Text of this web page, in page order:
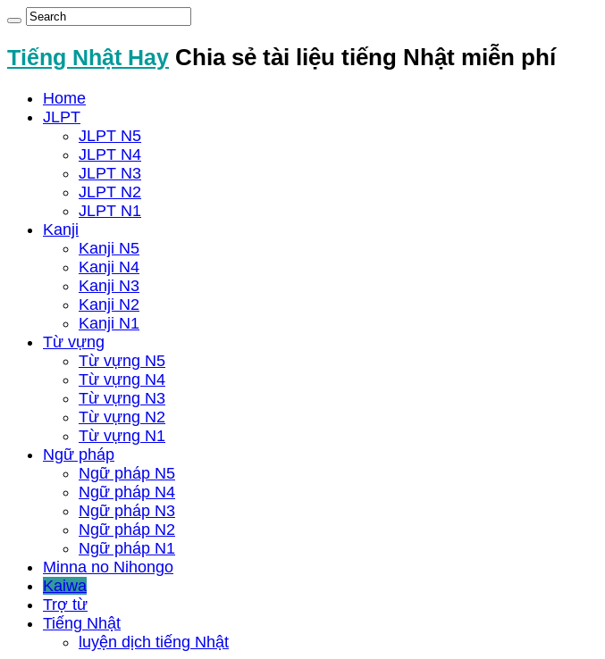
Tiếng Nhật Hay Chia sẻ tài liệu tiếng Nhật miễn phí
Home
JLPT
JLPT N5
JLPT N4
JLPT N3
JLPT N2
JLPT N1
Kanji
Kanji N5
Kanji N4
Kanji N3
Kanji N2
Kanji N1
Từ vựng
Từ vựng N5
Từ vựng N4
Từ vựng N3
Từ vựng N2
Từ vựng N1
Ngữ pháp
Ngữ pháp N5
Ngữ pháp N4
Ngữ pháp N3
Ngữ pháp N2
Ngữ pháp N1
Minna no Nihongo
Kaiwa
Trợ từ
Tiếng Nhật
luyện dịch tiếng Nhật